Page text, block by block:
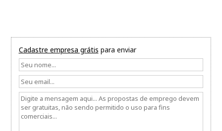
Cadastre empresa grátis para enviar